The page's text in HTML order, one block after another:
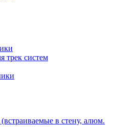
трек систем
в стену, алюм.